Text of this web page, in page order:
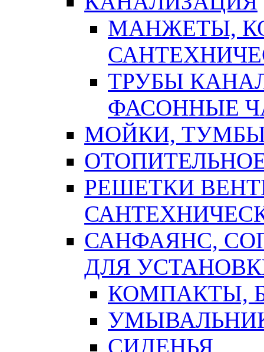
МАНЖЕТЫ,
ТРУБЫ
ФАСОННЫЕ
МОЙКИ,
РЕШЕТКИ
САНФАЯНС,
ДЛЯ
КОМПАКТЫ,
СИДЕНЬЯ